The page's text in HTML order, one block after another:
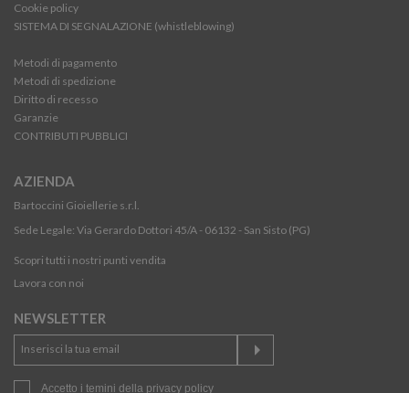
Cookie policy
SISTEMA DI SEGNALAZIONE (whistleblowing)
Metodi di pagamento
Metodi di spedizione
Diritto di recesso
Garanzie
CONTRIBUTI PUBBLICI
AZIENDA
Bartoccini Gioiellerie s.r.l.
Sede Legale: Via Gerardo Dottori 45/A - 06132 - San Sisto (PG)
Scopri tutti i nostri punti vendita
Lavora con noi
NEWSLETTER
Accetto i temini della privacy policy